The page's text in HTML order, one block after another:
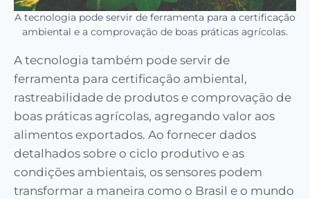
A tecnologia pode servir de ferramenta para a certificação
ambiental e a comprovação de boas práticas agrícolas.
A tecnologia também pode servir de
ferramenta para certificação ambiental,
rastreabilidade de produtos e comprovação de
boas práticas agrícolas, agregando valor aos
alimentos exportados. Ao fornecer dados
detalhados sobre o ciclo produtivo e as
condições ambientais, os sensores podem
transformar a maneira como o Brasil e o mundo